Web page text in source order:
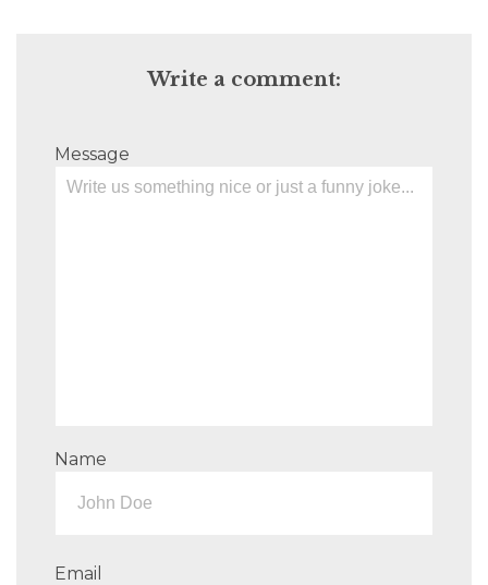
Write a comment:
Message
Name
Email